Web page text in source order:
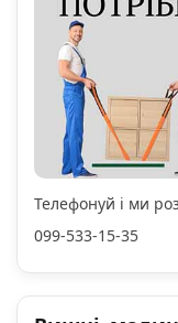
Телефонуй і ми
099-533-15-35